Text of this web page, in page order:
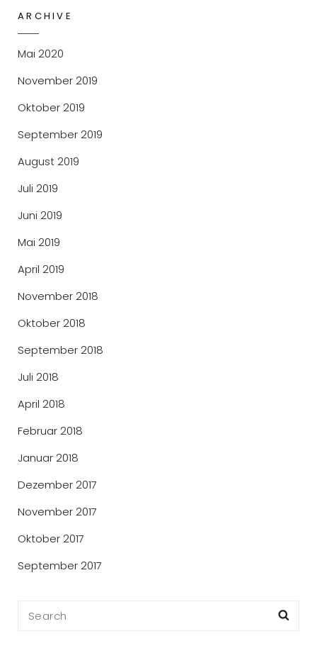
ARCHIVE
Mai 2020
November 2019
Oktober 2019
September 2019
August 2019
Juli 2019
Juni 2019
Mai 2019
April 2019
November 2018
Oktober 2018
September 2018
Juli 2018
April 2018
Februar 2018
Januar 2018
Dezember 2017
November 2017
Oktober 2017
September 2017
Search